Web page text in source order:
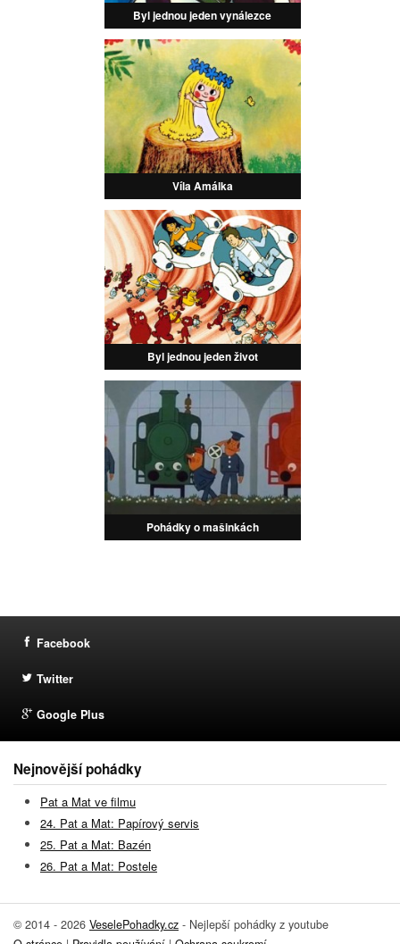
Byl jednou jeden vynálezce
Víla Amálka
Byl jednou jeden život
Pohádky o mašinkách
Facebook
Twitter
Google Plus
Nejnovější pohádky
Pat a Mat ve filmu
24. Pat a Mat: Papírový servis
25. Pat a Mat: Bazén
26. Pat a Mat: Postele
© 2014 - 2026 VeselePohadky.cz - Nejlepší pohádky z youtube